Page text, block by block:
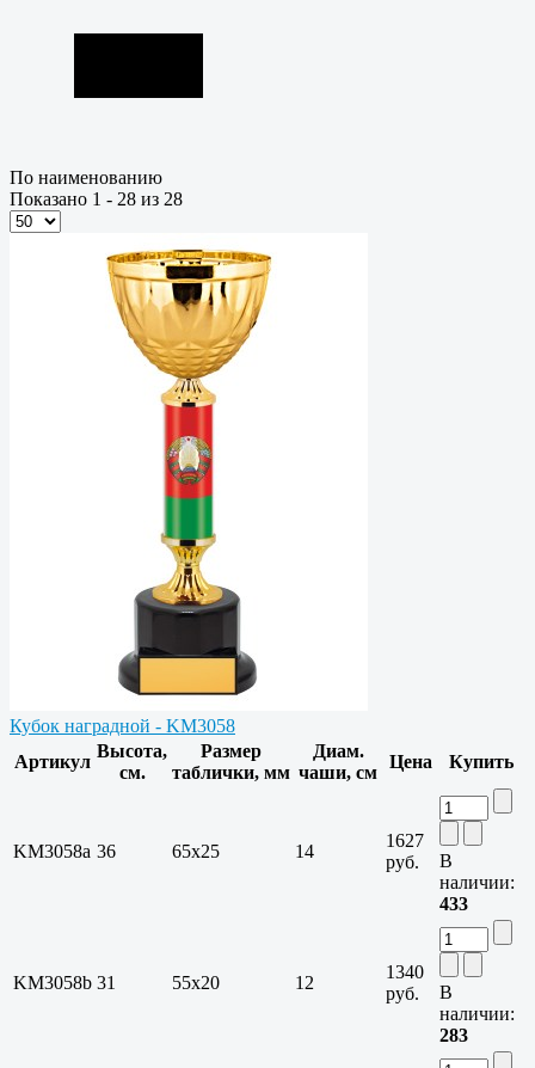
По наименованию
Показано 1 - 28 из 28
Кубок наградной - KM3058
Артикул
Высота,
см.
Размер
таблички, мм
Диам.
чаши, см
Цена Купить
KM3058a 36 65х25 14
1627
руб.
В
наличии:
433
KM3058b 31 55х20 12
1340
руб.
В
наличии:
283